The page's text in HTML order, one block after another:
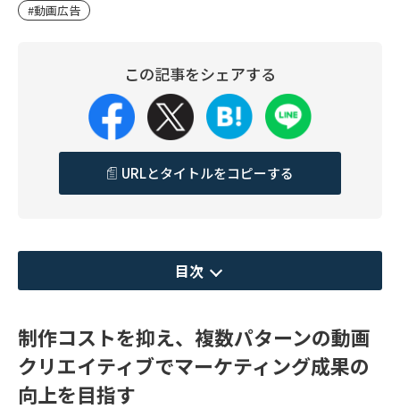
#動画広告
この記事をシェアする
URLとタイトルをコピーする
目次
制作コストを抑え、複数パターンの動画
クリエイティブでマーケティング成果の
向上を目指す